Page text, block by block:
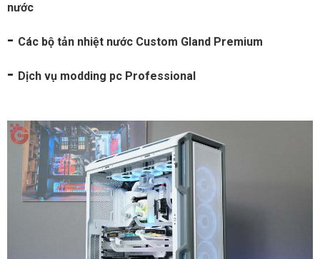
nước
- Các bộ tản nhiệt nước Custom Gland Premium
- Dịch vụ modding pc Professional